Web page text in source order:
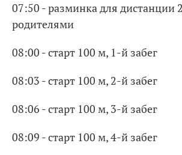
07:50 - разминка для дистанции
родителями
08:00 - старт 100 м, 1-й забег
08:03 - старт 100 м, 2-й забег
08:06 - старт 100 м, 3-й забег
08:09 - старт 100 м, 4-й забег